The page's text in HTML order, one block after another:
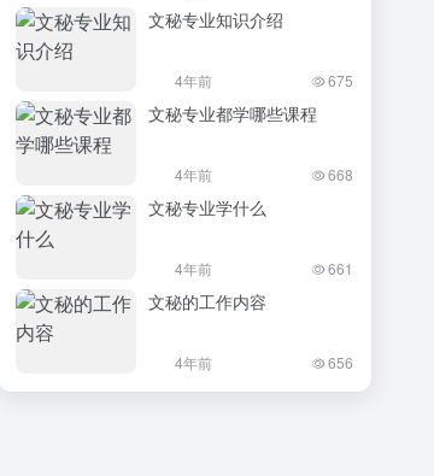
文秘专业知识介绍
4年前 675
文秘专业都学哪些课程
4年前 668
文秘专业学什么
4年前 661
文秘的工作内容
4年前 656